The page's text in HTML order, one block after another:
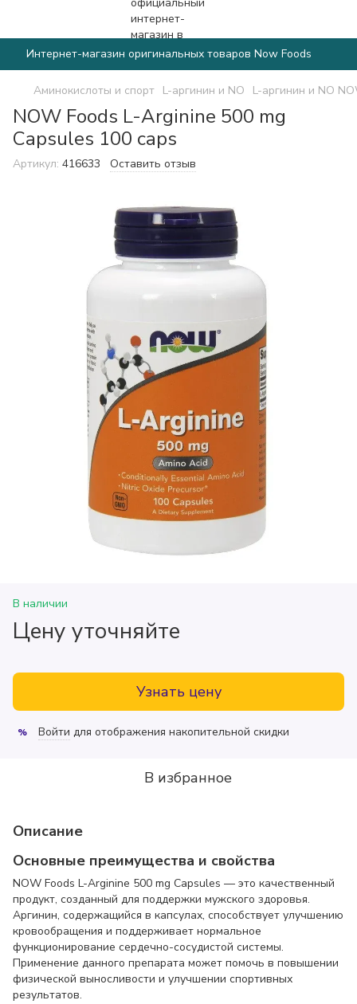
Интернет-магазин оригинальных товаров Now Foods
Аминокислоты и спорт L-аргинин и NO L-аргинин и NO
NOW Foods L-Arginine 500 mg
Capsules 100 caps
Артикул: 416633 Оставить отзыв
В наличии
Цену уточняйте
Узнать цену
% Войти для отображения накопительной скидки
В избранное
Описание
Основные преимущества и свойства
NOW Foods L-Arginine 500 mg Capsules — это качественный
продукт, созданный для поддержки мужского здоровья.
Аргинин, содержащийся в капсулах, способствует улучшению
кровообращения и поддерживает нормальное
функционирование сердечно-сосудистой системы.
Применение данного препарата может помочь в повышении
физической выносливости и улучшении спортивных
результатов.